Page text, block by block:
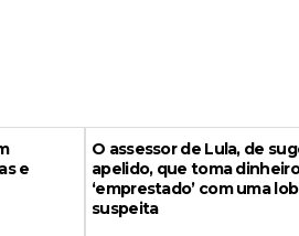
e
O assessor de Lula, de
apelido, que toma dinheiro
‘emprestado’ com uma
suspeita